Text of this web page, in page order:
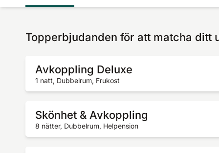
Topperbjudanden för att matcha ditt
Avkoppling Deluxe
1 natt, Dubbelrum, Frukost
Skönhet & Avkoppling
8 nätter, Dubbelrum, Helpension